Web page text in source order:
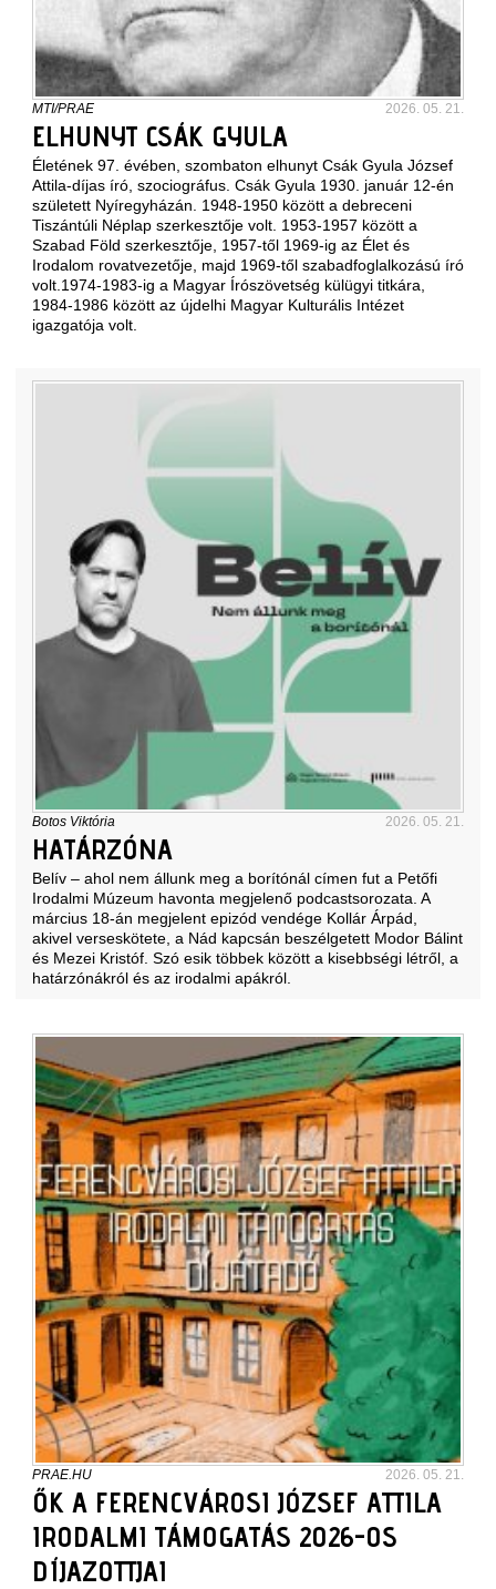
MTI/PRAE 2026. 05. 21.
ELHUNYT CSÁK GYULA
Életének 97. évében, szombaton elhunyt Csák Gyula József
Attila-díjas író, szociográfus. Csák Gyula 1930. január 12-én
született Nyíregyházán. 1948-1950 között a debreceni
Tiszántúli Néplap szerkesztője volt. 1953-1957 között a
Szabad Föld szerkesztője, 1957-től 1969-ig az Élet és
Irodalom rovatvezetője, majd 1969-től szabadfoglalkozású író
volt.1974-1983-ig a Magyar Írószövetség külügyi titkára,
1984-1986 között az újdelhi Magyar Kulturális Intézet
igazgatója volt.
Botos Viktória 2026. 05. 21.
HATÁRZÓNA
Belív – ahol nem állunk meg a borítónál címen fut a Petőfi
Irodalmi Múzeum havonta megjelenő podcastsorozata. A
március 18-án megjelent epizód vendége Kollár Árpád,
akivel verseskötete, a Nád kapcsán beszélgetett Modor Bálint
és Mezei Kristóf. Szó esik többek között a kisebbségi létről, a
határzónákról és az irodalmi apákról.
PRAE.HU 2026. 05. 21.
ŐK A FERENCVÁROSI JÓZSEF ATTILA
IRODALMI TÁMOGATÁS 2026-OS
DÍJAZOTTJAI